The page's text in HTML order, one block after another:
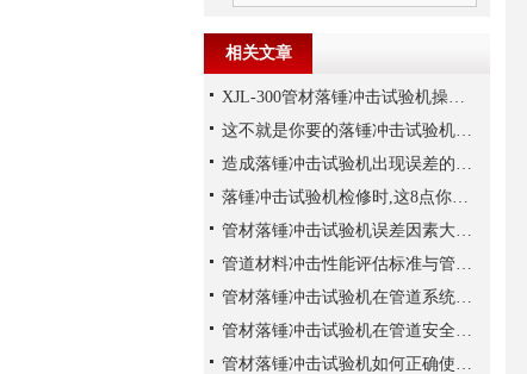
相关文章
XJL-300管材落锤冲击试验机操作方法
这不就是你要的落锤冲击试验机的操作要求吗？
造成落锤冲击试验机出现误差的原因有哪些
落锤冲击试验机检修时,这8点你注意了吗?
管材落锤冲击试验机误差因素大揭秘
管道材料冲击性能评估标准与管材落锤冲击试验机的关系
管材落锤冲击试验机在管道系统安全性评估和优化
管材落锤冲击试验机在管道安全领域的重要性与应用
管材落锤冲击试验机如何正确使用,需要注意什么?